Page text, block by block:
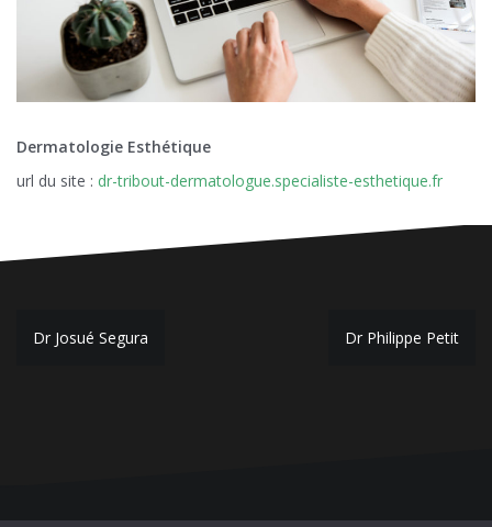
Dermatologie Esthétique
url du site : dr-tribout-dermatologue.specialiste-esthetique.fr
Navigation
Dr Josué Segura Dr Philippe Petit